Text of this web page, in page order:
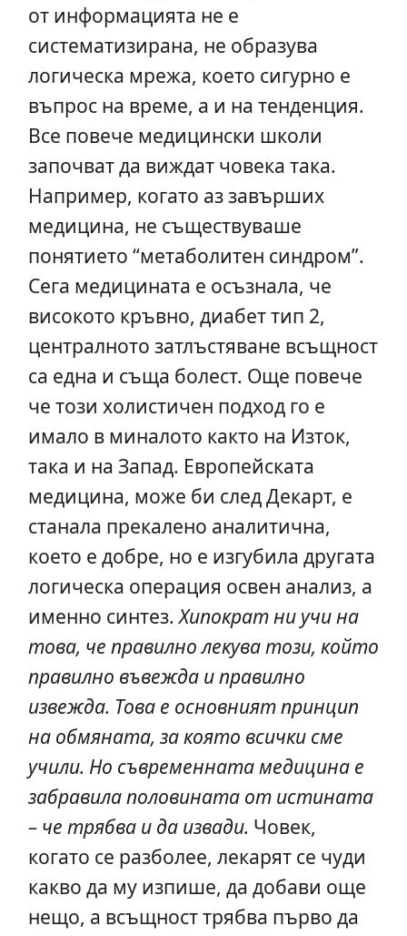
от информацията не е
систематизирана, не образува
логическа мрежа, което сигурно е
въпрос на време, а и на тенденция.
Все повече медицински школи
започват да виждат човека така.
Например, когато аз завърших
медицина, не съществуваше
понятието “метаболитен синдром”.
Сега медицината е осъзнала, че
високото кръвно, диабет тип 2,
централното затлъстяване всъщност
са една и съща болест. Още повече
че този холистичен подход го е
имало в миналото както на Изток,
така и на Запад. Европейската
медицина, може би след Декарт, е
станала прекалено аналитична,
което е добре, но е изгубила другата
логическа операция освен анализ, а
именно синтез. Хипократ ни учи на
това, че правилно лекува този, който
правилно въвежда и правилно
извежда. Това е основният принцип
на обмяната, за която всички сме
учили. Но съвременната медицина е
забравила половината от истината
– че трябва и да извади. Човек,
когато се разболее, лекарят се чуди
какво да му изпише, да добави още
нещо, а всъщност трябва първо да